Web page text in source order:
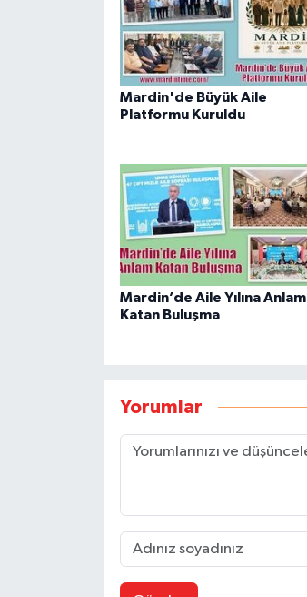
Mardin'de Büyük Aile
Platformu Kuruldu
Mardin’de Aile Yılına Anlam
Katan Buluşma
Yorumlar